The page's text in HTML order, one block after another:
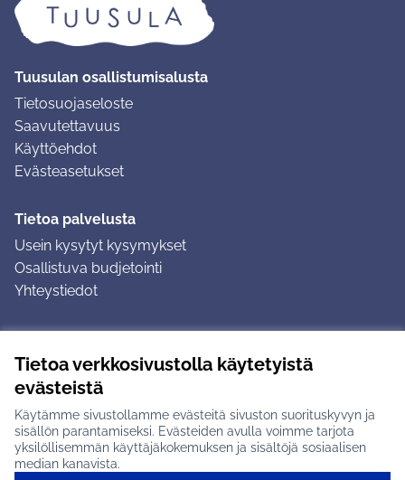
Tietoa verkkosivustolla käytetyistä
evästeistä
Käytämme sivustollamme evästeitä sivuston suorituskyvyn ja
sisällön parantamiseksi. Evästeiden avulla voimme tarjota
yksilöllisemmän käyttäjäkokemuksen ja sisältöjä sosiaalisen
median kanavista.
Tuusulan osallistumisalusta
Tietosuojaseloste
Saavutettavuus
Käyttöehdot
Evästeasetukset
Tietoa palvelusta
Usein kysytyt kysymykset
Osallistuva budjetointi
Yhteystiedot
Ohjeet kirjautumiseen
Ohjeet kommentin jättämiseen